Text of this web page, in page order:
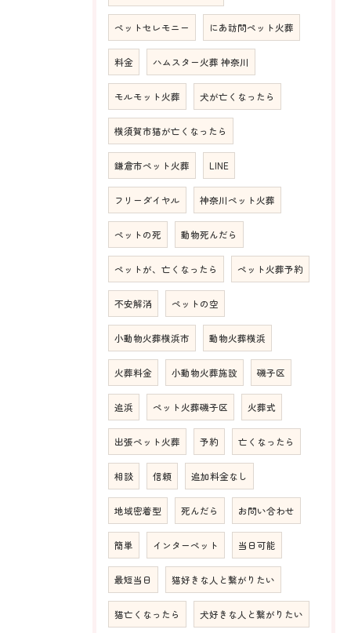
ペットセレモニー にあ訪問ペット火葬
料金 ハムスター火葬 神奈川
モルモット火葬 犬が亡くなったら
横須賀市猫が亡くなったら
鎌倉市ペット火葬 LINE
フリーダイヤル 神奈川ペット火葬
ペットの死 動物死んだら
ペットが、亡くなったら ペット火葬予約
不安解消 ペットの空
小動物火葬横浜市 動物火葬横浜
火葬料金 小動物火葬施設 磯子区
追浜 ペット火葬磯子区 火葬式
出張ペット火葬 予約 亡くなったら
相談 信頼 追加料金なし
地域密着型 死んだら お問い合わせ
簡単 インターペット 当日可能
最短当日 猫好きな人と繋がりたい
猫亡くなったら 犬好きな人と繋がりたい